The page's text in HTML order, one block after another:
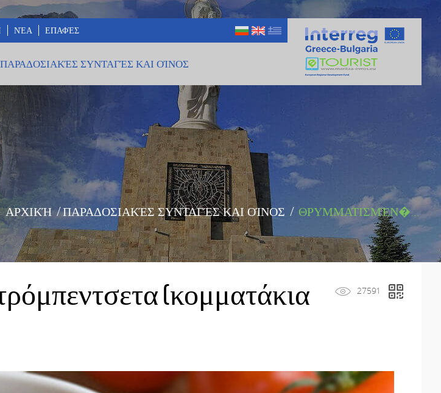
ΝΈΑ ΕΠΑΦΈΣ
ΠΑΡΑΔΟΣΙΑΚΈΣ ΣΥΝΤΑΓΈΣ ΚΑΙ ΟΊΝΟΣ
ΑΡΧΙΚΉ/ΠΑΡΑΔΟΣΙΑΚΈΣ ΣΥΝΤΑΓΈΣ ΚΑΙ ΟΊΝΟΣ / ΘΡΥΜΜΑΤΙΣΜΈΝ�...
27591
(κομματάκια